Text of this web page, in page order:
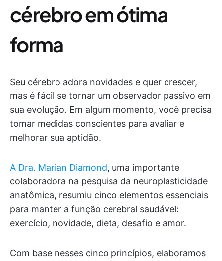
cérebro em ótima
forma
Seu cérebro adora novidades e quer crescer,
mas é fácil se tornar um observador passivo em
sua evolução. Em algum momento, você precisa
tomar medidas conscientes para avaliar e
melhorar sua aptidão.
A Dra. Marian Diamond, uma importante
colaboradora na pesquisa da neuroplasticidade
anatômica, resumiu cinco elementos essenciais
para manter a função cerebral saudável:
exercício, novidade, dieta, desafio e amor.
Com base nesses cinco princípios, elaboramos